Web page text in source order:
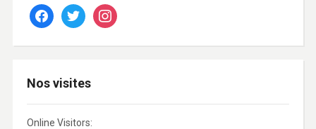
facebooktwitter instagram
Nos visites
Online Visitors: